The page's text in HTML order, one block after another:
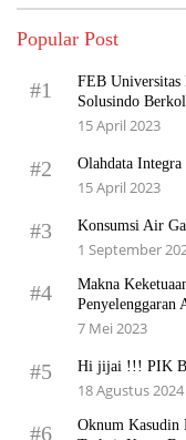
Popular Post
#1
FEB Universitas
Solusindo
15 April 2023
#2 Olahdata
15 April 2023
#3 Konsumsi Air
1 September
#4
Makna
7 Mei 2023
#5 Hi jijai !!! PIK
18 Agustus 2024
#6
Oknum Kasudin